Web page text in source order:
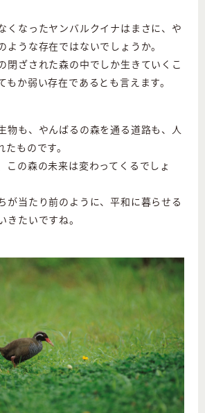
くなったヤンバルクイナはまさに、や
ような存在ではないでしょうか。
閉ざされた森の中でしか生きていくこ
もか弱い存在であるとも言えます。
物も、やんばるの森を通る道路も、人
ものです。
この森の未来は変わってくるでしょ
が当たり前のように、平和に暮らせる
きたいですね。